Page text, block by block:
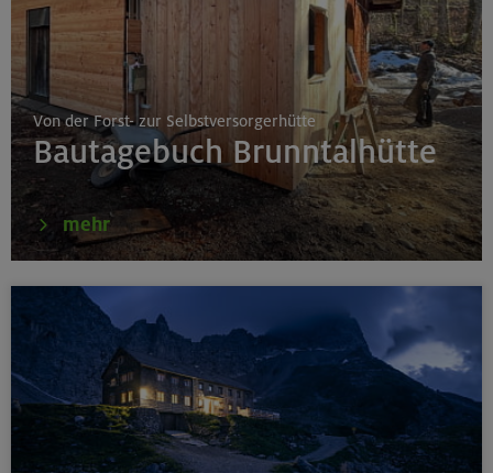
Von der Forst- zur Selbstversorgerhütte
Bautagebuch Brunntalhütte
mehr